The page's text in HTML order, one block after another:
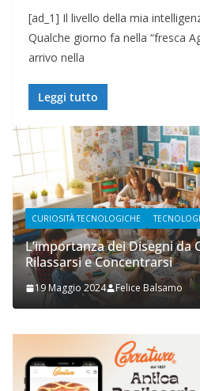
[ad_1] Il livello della mia
Qualche giorno fa nella “fresca
arrivo nella
Leggi tutto
TECNOLOGIA WEB E
Disegni da Colorare per
Felice Balsamo